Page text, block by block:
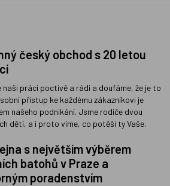
český obchod s 20 letou
naši práci poctivě a rádi a doufáme, že je to
přístup ke každému zákazníkovi je
našeho podnikání. Jsme rodiče dvou
dětí, a i proto víme, co potěší ty Vaše.
s největším výběrem
batohů v Praze a
poradenstvím